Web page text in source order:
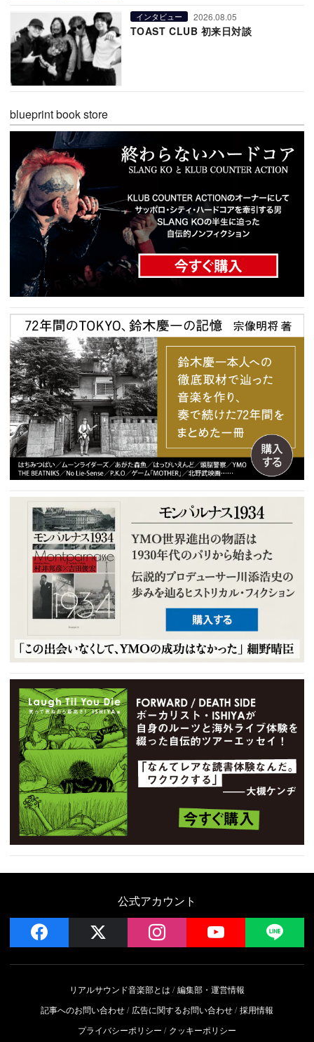
インタビュー 2026.08.05
TOAST CLUB 初来日対談
blueprint book store
公式アカウント
facebook instagram YouTube
リアルサウンド音楽部とは
編集部・運営情報
記事へのお問い合わせ
広告に関するお問い合わせ 採用情報
プライバシーポリシー
クッキーポリシー